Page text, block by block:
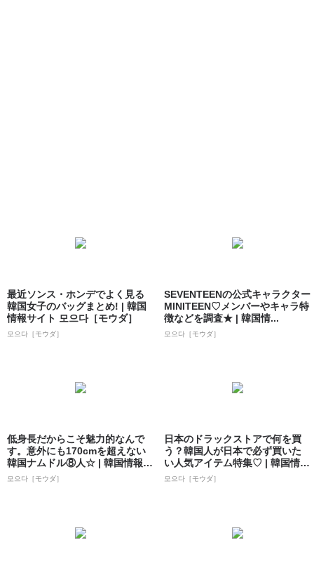
最近ソンス・ホンデでよく見る
韓国女子のバッグまとめ! | 韓国
情報サイト 모으다［モウダ］
모으다［モウダ］
SEVENTEENの公式キャラクター
MINITEEN♡メンバーやキャラ特
徴などを調査★ | 韓国情...
모으다［モウダ］
低身長だからこそ魅力的なんで
す。意外にも170cmを超えない
韓国ナムドル⑧人☆ | 韓国情報サ
イト...
모으다［モウダ］
日本のドラックストアで何を買
う？韓国人が日本で必ず買いた
い人気アイテム特集♡ | 韓国情報
サイト ...
모으다［モウダ］